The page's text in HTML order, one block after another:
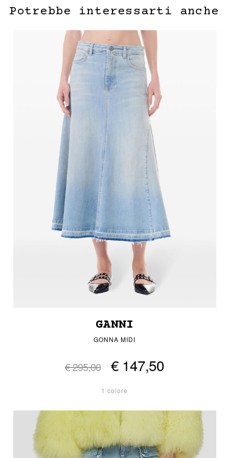
Potrebbe interessarti anche
GANNI
GONNA MIDI
€ 295,00 € 147,50
1 colore